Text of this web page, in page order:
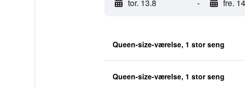
tor. 13.8 - fre.
Queen-size-værelse, 1 stor seng
Queen-size-værelse, 1 stor seng